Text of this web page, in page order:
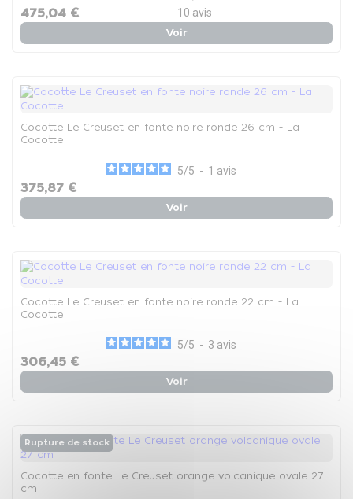
10 avis
475,04 €
Voir
Cocotte Le Creuset en fonte noire ronde 26 cm - La
Cocotte
5/5 - 1 avis
375,87 €
Voir
Cocotte Le Creuset en fonte noire ronde 22 cm - La
Cocotte
5/5 - 3 avis
306,45 €
Voir
Rupture de stock
Cocotte en fonte Le Creuset orange volcanique ovale 27
cm